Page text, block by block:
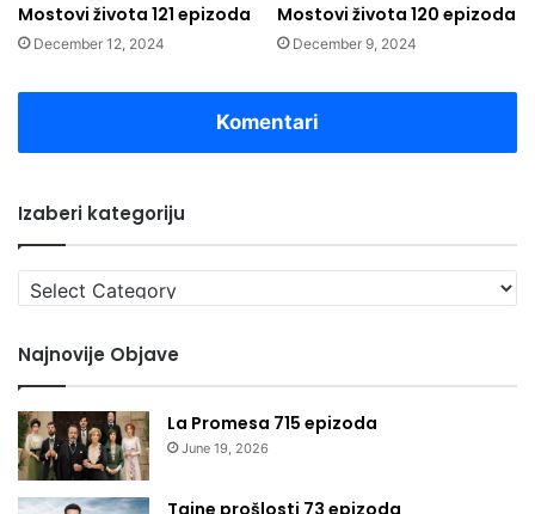
Mostovi života 121 epizoda
December 12, 2024
Mostovi života 120 epizoda
December 9, 2024
Komentari
Izaberi kategoriju
Izaberi
kategoriju
Najnovije Objave
La Promesa 715 epizoda
June 19, 2026